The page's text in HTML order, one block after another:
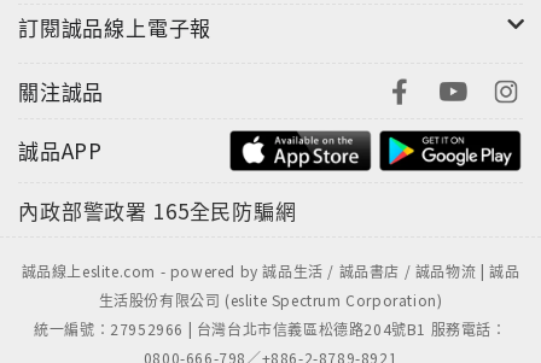
訂閱誠品線上電子報
關注誠品
誠品APP
內政部警政署 165全民防騙網
誠品線上eslite.com - powered by 誠品生活 / 誠品書店 / 誠品物流 | 誠品
生活股份有限公司 (eslite Spectrum Corporation)
統一編號：27952966 | 台灣台北市信義區松德路204號B1 服務電話：
0800-666-798／+886-2-8789-8921